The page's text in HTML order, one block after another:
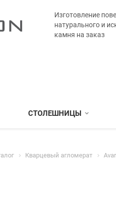
Изготовление
натурального и
камня на заказ
СТОЛЕШНИЦЫ
Кварцевый агломерат